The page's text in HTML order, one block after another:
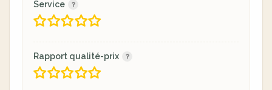
Service
Rapport qualité-prix